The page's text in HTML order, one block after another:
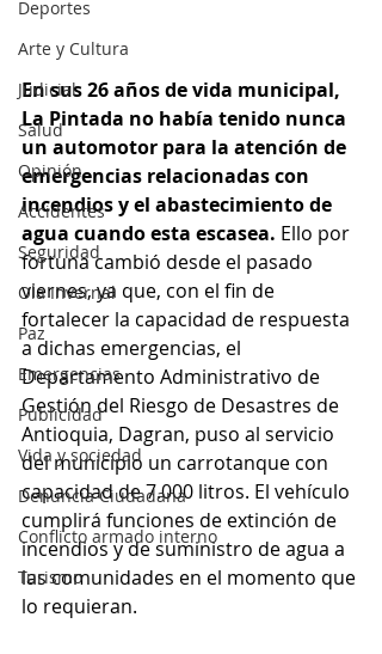
Deportes
Arte y Cultura
Judicial
Salud
Opinión
Accidentes
Seguridad
Ola Invernal
Paz
Emergencias
Publicidad
Vida y sociedad
Denuncia Ciudadana
Conflicto armado interno
Turismo
En sus 26 años de vida municipal,
La Pintada no había tenido nunca
un automotor para la atención de
emergencias relacionadas con
incendios y el abastecimiento de
agua cuando esta escasea. Ello por
fortuna cambió desde el pasado
viernes, ya que, con el fin de
fortalecer la capacidad de respuesta
a dichas emergencias, el
Departamento Administrativo de
Gestión del Riesgo de Desastres de
Antioquia, Dagran, puso al servicio
del municipio un carrotanque con
capacidad de 7.000 litros. El vehículo
cumplirá funciones de extinción de
incendios y de suministro de agua a
las comunidades en el momento que
lo requieran.